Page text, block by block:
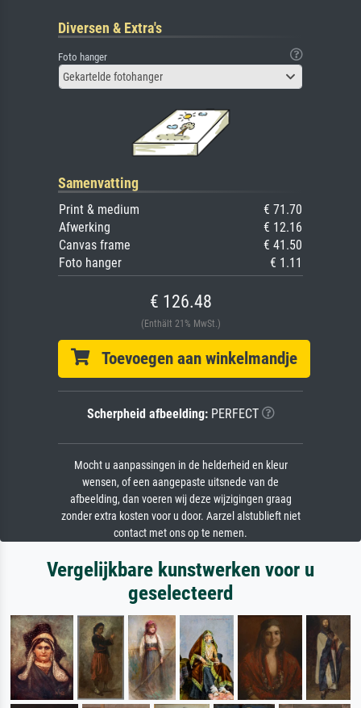
Diversen & Extra's
Foto hanger
Gekartelde fotohanger
Samenvatting
Print & medium
€ 71.70
Afwerking
€ 12.16
Canvas frame
€ 41.50
Foto hanger
€ 1.11
€ 126.48
(Enthält 21% MwSt.)
Toevoegen aan winkelmandje
Scherpheid afbeelding:PERFECT
Mocht u aanpassingen in de helderheid en kleur
wensen, of een aangepaste uitsnede van de
afbeelding, dan voeren wij deze wijzigingen graag
zonder extra kosten voor u door. Aarzel alstublieft niet
contact met ons op te nemen.
Vergelijkbare kunstwerken voor u
geselecteerd